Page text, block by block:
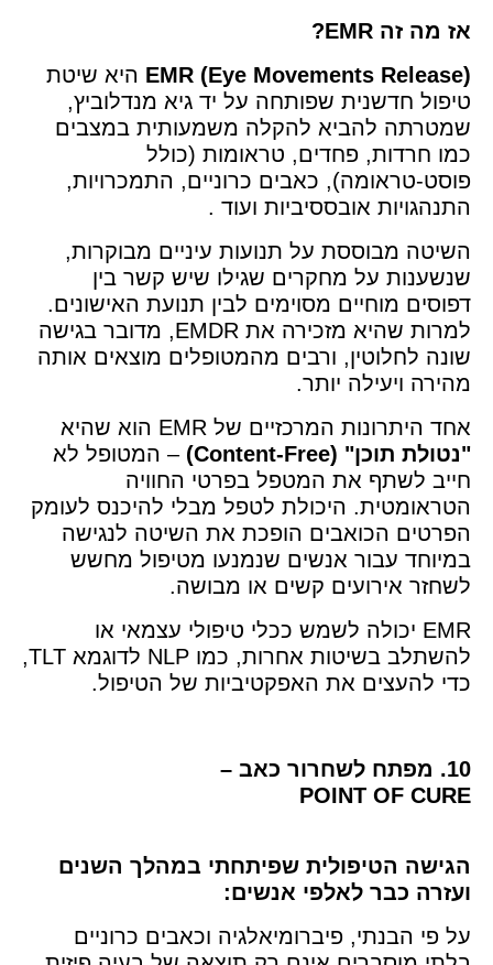
אז מה זה EMR?
EMR (Eye Movements Release) היא שיטת
טיפול חדשנית שפותחה על יד גיא מנדלוביץ,
שמטרתה להביא להקלה משמעותית במצבים
כמו חרדות, פחדים, טראומות (כולל
פוסט-טראומה), כאבים כרוניים, התמכרויות,
התנהגויות אובססיביות ועוד .
השיטה מבוססת על תנועות עיניים מבוקרות,
שנשענות על מחקרים שגילו שיש קשר בין
דפוסים מוחיים מסוימים לבין תנועת האישונים.
למרות שהיא מזכירה את EMDR, מדובר בגישה
שונה לחלוטין, ורבים מהמטופלים מוצאים אותה
מהירה ויעילה יותר.
אחד היתרונות המרכזיים של EMR הוא שהיא
"נטולת תוכן" (Content-Free)
– המטופל לא
חייב לשתף את המטפל בפרטי החוויה
הטראומטית. היכולת לטפל מבלי להיכנס לעומק
הפרטים הכואבים הופכת את השיטה לנגישה
במיוחד עבור אנשים שנמנעו מטיפול מחשש
לשחזר אירועים קשים או מבושה.
EMR יכולה לשמש ככלי טיפולי עצמאי או
להשתלב בשיטות אחרות, כמו NLP לדוגמא TLT,
כדי להעצים את האפקטיביות של הטיפול.
10. מפתח לשחרור כאב –
POINT OF CURE
הגישה הטיפולית שפיתחתי במהלך השנים
ועזרה כבר לאלפי אנשים:
על פי הבנתי, פיברומיאלגיה וכאבים כרוניים